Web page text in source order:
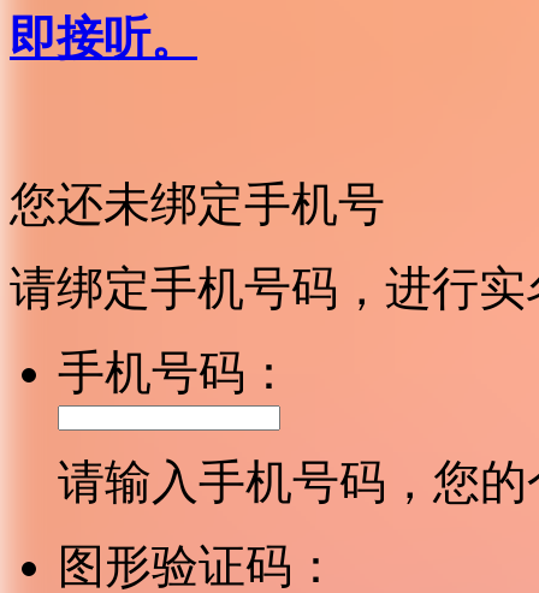
即接听。
您还未绑定手机号
请绑定手机号码，进行
手机号码：
请输入手机号码，您
图形验证码：